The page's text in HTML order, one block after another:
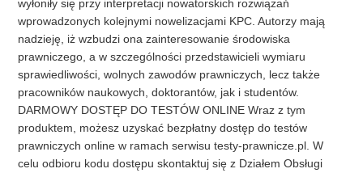
wyłoniły się przy interpretacji nowatorskich rozwiązań
wprowadzonych kolejnymi nowelizacjami KPC. Autorzy mają
nadzieję, iż wzbudzi ona zainteresowanie środowiska
prawniczego, a w szczególności przedstawicieli wymiaru
sprawiedliwości, wolnych zawodów prawniczych, lecz także
pracowników naukowych, doktorantów, jak i studentów.
DARMOWY DOSTĘP DO TESTÓW ONLINE Wraz z tym
produktem, możesz uzyskać bezpłatny dostęp do testów
prawniczych online w ramach serwisu testy-prawnicze.pl. W
celu odbioru kodu dostępu skontaktuj się z Działem Obsługi